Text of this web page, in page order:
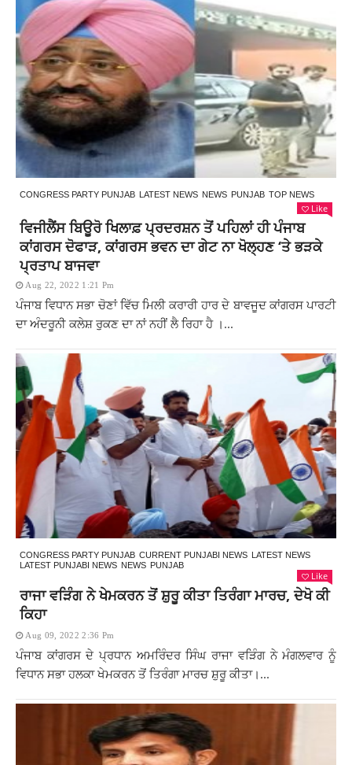
CONGRESS PARTY PUNJAB LATEST NEWS NEWS PUNJAB TOP NEWS
Like
ਵਿਜੀਲੈਂਸ ਬਿਊਰੋ ਖਿਲਾਫ਼ ਪ੍ਰਦਰਸ਼ਨ ਤੋਂ ਪਹਿਲਾਂ ਹੀ ਪੰਜਾਬ
ਕਾਂਗਰਸ ਦੋਫਾੜ, ਕਾਂਗਰਸ ਭਵਨ ਦਾ ਗੇਟ ਨਾ ਖੋਲ੍ਹਣ ‘ਤੇ ਭੜਕੇ
ਪ੍ਰਤਾਪ ਬਾਜਵਾ
Aug 22, 2022 1:21 Pm
ਪੰਜਾਬ ਵਿਧਾਨ ਸਭਾ ਚੋਣਾਂ ਵਿੱਚ ਮਿਲੀ ਕਰਾਰੀ ਹਾਰ ਦੇ ਬਾਵਜੂਦ ਕਾਂਗਰਸ ਪਾਰਟੀ
ਦਾ ਅੰਦਰੂਨੀ ਕਲੇਸ਼ ਰੁਕਣ ਦਾ ਨਾਂ ਨਹੀਂ ਲੈ ਰਿਹਾ ਹੈ ।...
CONGRESS PARTY PUNJAB CURRENT PUNJABI NEWS LATEST NEWS
LATEST PUNJABI NEWS NEWS PUNJAB
Like
ਰਾਜਾ ਵੜਿੰਗ ਨੇ ਖੇਮਕਰਨ ਤੋਂ ਸ਼ੁਰੂ ਕੀਤਾ ਤਿਰੰਗਾ ਮਾਰਚ, ਦੇਖੋ ਕੀ
ਕਿਹਾ
Aug 09, 2022 2:36 Pm
ਪੰਜਾਬ ਕਾਂਗਰਸ ਦੇ ਪ੍ਰਧਾਨ ਅਮਰਿੰਦਰ ਸਿੰਘ ਰਾਜਾ ਵੜਿੰਗ ਨੇ ਮੰਗਲਵਾਰ ਨੂੰ
ਵਿਧਾਨ ਸਭਾ ਹਲਕਾ ਖੇਮਕਰਨ ਤੋਂ ਤਿਰੰਗਾ ਮਾਰਚ ਸ਼ੁਰੂ ਕੀਤਾ।...